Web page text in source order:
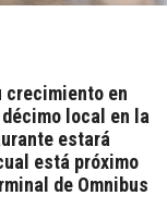
crecimiento en
local en la
estará
está próximo
de Omnibus